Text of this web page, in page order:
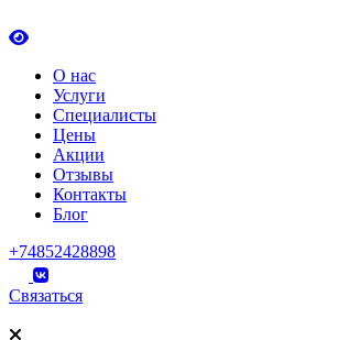
О нас
Услуги
Специалисты
Цены
Акции
Отзывы
Контакты
Блог
+74852428898
Связаться